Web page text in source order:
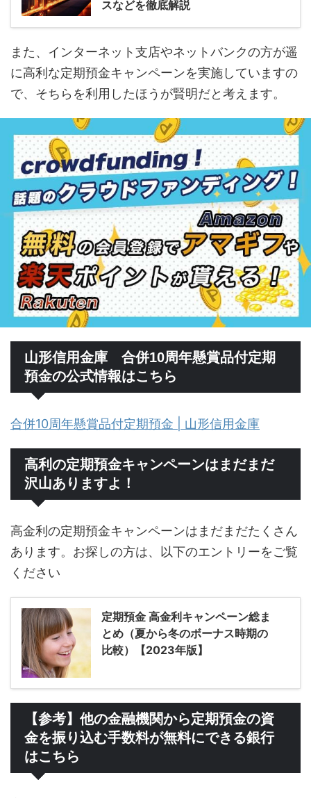
スなどを徹底解説
また、インターネット支店やネットバンクの方が遥
に高利な定期預金キャンペーンを実施していますの
で、そちらを利用したほうが賢明だと考えます。
山形信用金庫 合併10周年懸賞品付定期
預金の公式情報はこちら
合併10周年懸賞品付定期預金 | 山形信用金庫
高利の定期預金キャンペーンはまだまだ
沢山ありますよ！
高金利の定期預金キャンペーンはまだまだたくさん
あります。お探しの方は、以下のエントリーをご覧
ください
定期預金 高金利キャンペーン総ま
とめ（夏から冬のボーナス時期の
比較）【2023年版】
【参考】他の金融機関から定期預金の資
金を振り込む手数料が無料にできる銀行
はこちら